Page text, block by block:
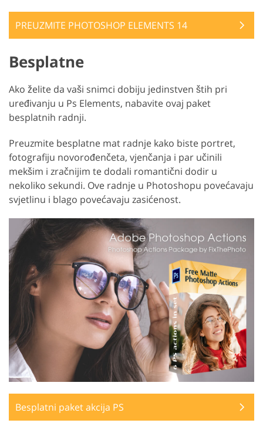
PREUZMITE PHOTOSHOP ELEMENTS 14
Besplatne
Ako želite da vaši snimci dobiju jedinstven štih pri
uređivanju u Ps Elements, nabavite ovaj paket
besplatnih radnji.
Preuzmite besplatne mat radnje kako biste portret,
fotografiju novorođenčeta, vjenčanja i par učinili
mekšim i zračnijim te dodali romantični dodir u
nekoliko sekundi. Ove radnje u Photoshopu povećavaju
svjetlinu i blago povećavaju zasićenost.
Besplatni paket akcija PS